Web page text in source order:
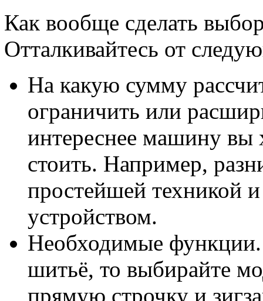
Как вообще сделать
Отталкивайтесь от
На какую сумму
ограничить или
интереснее машину вы
стоить. Например,
простейшей техникой
устройством.
Необходимые функции.
шитьё, то выбирайте
прямую строчку и